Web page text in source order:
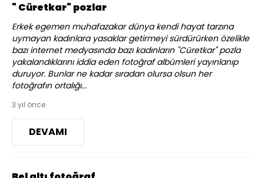
" Cüretkar" pozlar
Erkek egemen muhafazakar dünya kendi hayat tarzına
uymayan kadınlara yasaklar getirmeyi sürdürürken özelikle
bazı internet medyasında bazı kadınların "Cüretkar" pozla
yakalandıklarını iddia eden fotoğraf albümleri yayınlanıp
duruyor. Bunlar ne kadar sıradan olursa olsun her
fotoğrafın ortalığı...
3 yıl önce
DEVAMI